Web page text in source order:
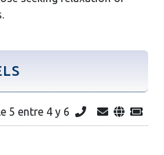
5 entre 4 y 6